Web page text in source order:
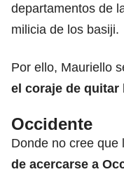
departamentos de
milicia de los basiji.
Por ello, Mauriello
el coraje de quitar
Occidente
Donde no cree que
de acercarse a